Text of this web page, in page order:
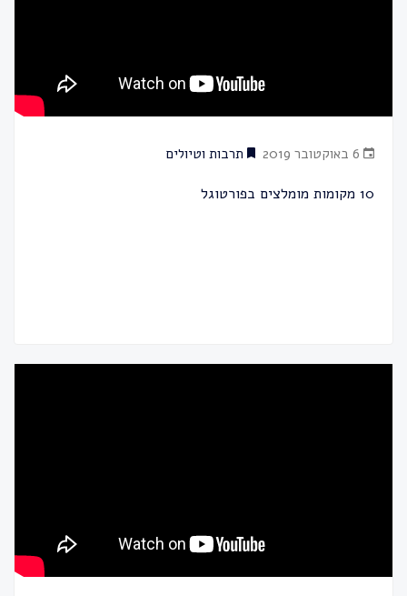
6 באוקטובר 2019 תרבות וטיולים
10 מקומות מומלצים בפורטוגל